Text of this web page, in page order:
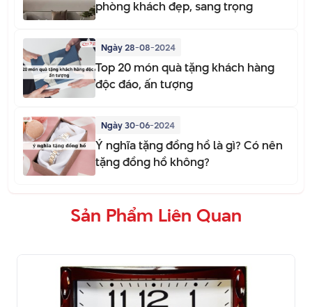
phòng khách đẹp, sang trọng
Ngày 28-08-2024
Top 20 món quà tặng khách hàng
độc đáo, ấn tượng
Ngày 30-06-2024
Ý nghĩa tặng đồng hồ là gì? Có nên
tặng đồng hồ không?
Sản Phẩm Liên Quan